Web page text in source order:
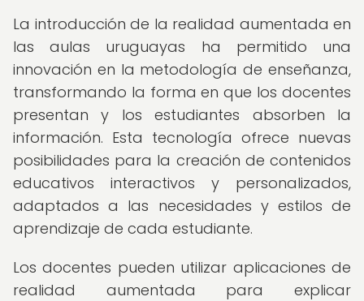
La introducción de la realidad aumentada en
las aulas uruguayas ha permitido una
innovación en la metodología de enseñanza,
transformando la forma en que los docentes
presentan y los estudiantes absorben la
información. Esta tecnología ofrece nuevas
posibilidades para la creación de contenidos
educativos interactivos y personalizados,
adaptados a las necesidades y estilos de
aprendizaje de cada estudiante.
Los docentes pueden utilizar aplicaciones de
realidad aumentada para explicar